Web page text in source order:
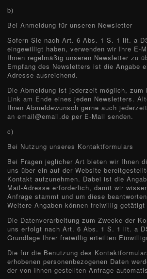
b)
Bei Anmeldung für unseren Newsletter
Sofern Sie nach Art. 6 Abs. 1 S. 1 lit. a
eingewilligt haben, verwenden wir Ihre E-
Ihnen regelmäßig unseren Newsletter zu
Empfang des Newsletters ist die Angabe
Adresse ausreichend.
Die Abmeldung ist jederzeit möglich, zum
Link am Ende eines jeden Newsletters.
Ihren Abmeldewunsch gerne auch jederzeit
an email@email.de per E-Mail senden.
c)
Bei Nutzung unseres Kontaktformulars
Bei Fragen jeglicher Art bieten wir Ihnen
uns über ein auf der Website
Kontakt aufzunehmen. Dabei ist die
Mail-Adresse erforderlich, damit wir
Anfrage stammt und um diese
Weitere Angaben können freiwillig getätigt
Die Datenverarbeitung zum Zwecke der
uns erfolgt nach Art. 6 Abs. 1 S. 1 lit. a
Grundlage Ihrer freiwillig erteilten
Die für die Benutzung des
erhobenen personenbezogenen Daten
der von Ihnen gestellten Anfrage